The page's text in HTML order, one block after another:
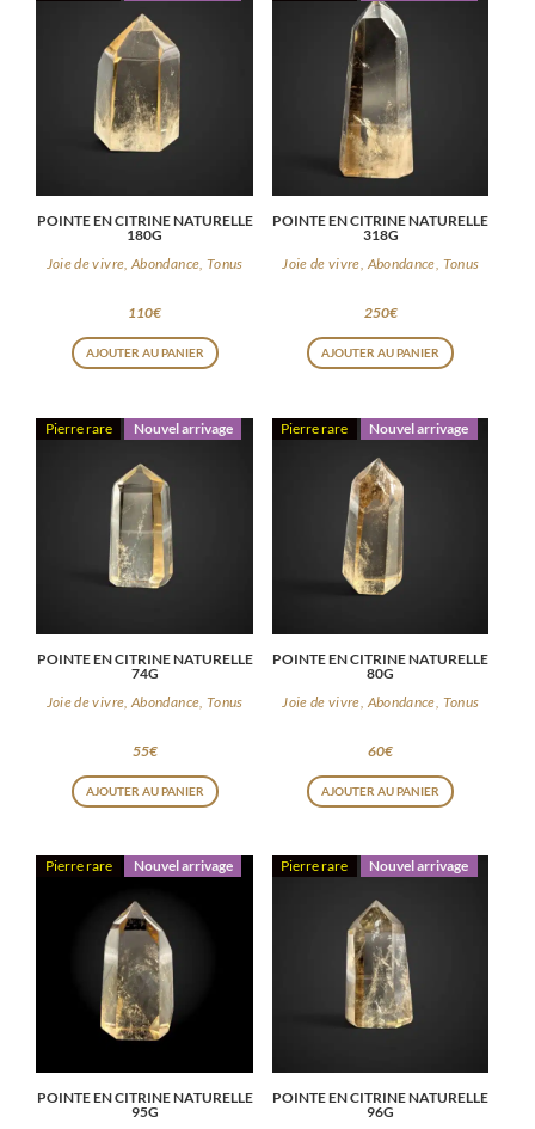
POINTE EN CITRINE NATURELLE
180G
Joie de vivre, Abondance, Tonus
110€
AJOUTER AU PANIER
POINTE EN CITRINE NATURELLE
318G
Joie de vivre, Abondance, Tonus
250€
AJOUTER AU PANIER
Pierre rare Nouvel arrivage
POINTE EN CITRINE NATURELLE
74G
Joie de vivre, Abondance, Tonus
55€
AJOUTER AU PANIER
Pierre rare Nouvel arrivage
POINTE EN CITRINE NATURELLE
80G
Joie de vivre, Abondance, Tonus
60€
AJOUTER AU PANIER
Pierre rare Nouvel arrivage
POINTE EN CITRINE NATURELLE
95G
Pierre rare Nouvel arrivage
POINTE EN CITRINE NATURELLE
96G